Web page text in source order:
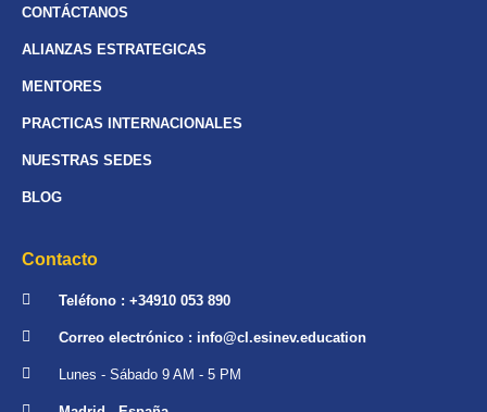
CONTÁCTANOS
ALIANZAS ESTRATEGICAS
MENTORES
PRACTICAS INTERNACIONALES
NUESTRAS SEDES
BLOG
Contacto
Teléfono : +34910 053 890
Correo electrónico : info@cl.esinev.education
Lunes - Sábado 9 AM - 5 PM